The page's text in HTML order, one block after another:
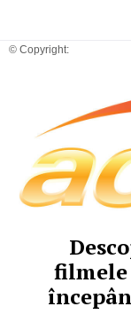
© Copyright:
filmele